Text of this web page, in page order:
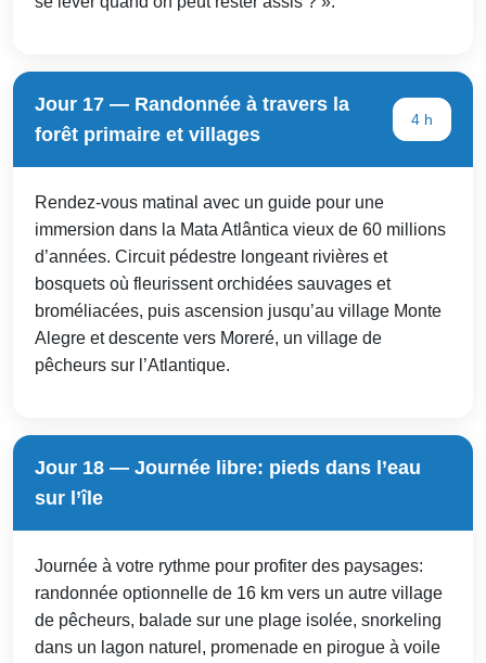
Jour 17 — Randonnée à travers la
forêt primaire et villages
4 h
Rendez-vous matinal avec un guide pour une
immersion dans la Mata Atlântica vieux de 60 millions
d’années. Circuit pédestre longeant rivières et
bosquets où fleurissent orchidées sauvages et
broméliacées, puis ascension jusqu’au village Monte
Alegre et descente vers Moreré, un village de
pêcheurs sur l’Atlantique.
Jour 18 — Journée libre: pieds dans l’eau
sur l’île
Journée à votre rythme pour profiter des paysages:
randonnée optionnelle de 16 km vers un autre village
de pêcheurs, balade sur une plage isolée, snorkeling
dans un lagon naturel, promenade en pirogue à voile